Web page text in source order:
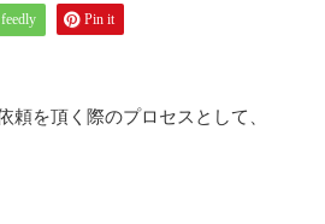
feedly Pin it
を頂く際のプロセスとして、